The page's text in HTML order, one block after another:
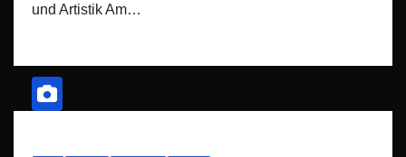
und Artistik Am…